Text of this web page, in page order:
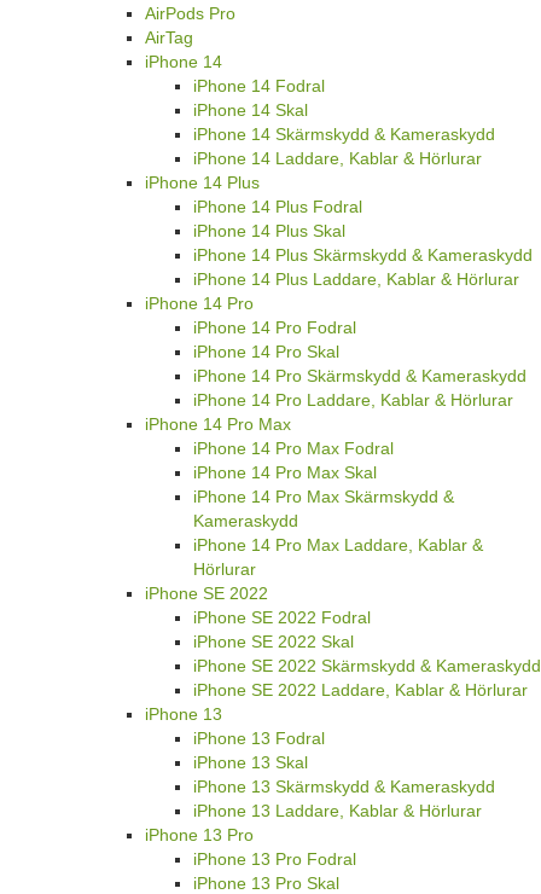
AirPods Pro
AirTag
iPhone 14
iPhone 14 Fodral
iPhone 14 Skal
iPhone 14 Skärmskydd & Kameraskydd
iPhone 14 Laddare, Kablar & Hörlurar
iPhone 14 Plus
iPhone 14 Plus Fodral
iPhone 14 Plus Skal
iPhone 14 Plus Skärmskydd & Kameraskydd
iPhone 14 Plus Laddare, Kablar & Hörlurar
iPhone 14 Pro
iPhone 14 Pro Fodral
iPhone 14 Pro Skal
iPhone 14 Pro Skärmskydd & Kameraskydd
iPhone 14 Pro Laddare, Kablar & Hörlurar
iPhone 14 Pro Max
iPhone 14 Pro Max Fodral
iPhone 14 Pro Max Skal
iPhone 14 Pro Max Skärmskydd &
Kameraskydd
iPhone 14 Pro Max Laddare, Kablar &
Hörlurar
iPhone SE 2022
iPhone SE 2022 Fodral
iPhone SE 2022 Skal
iPhone SE 2022 Skärmskydd & Kameraskydd
iPhone SE 2022 Laddare, Kablar & Hörlurar
iPhone 13
iPhone 13 Fodral
iPhone 13 Skal
iPhone 13 Skärmskydd & Kameraskydd
iPhone 13 Laddare, Kablar & Hörlurar
iPhone 13 Pro
iPhone 13 Pro Fodral
iPhone 13 Pro Skal